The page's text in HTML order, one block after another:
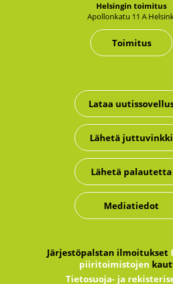
Hel­sin­gin toi­mi­tus
Apol­lon­ka­tu 11 A
Toimitus
Lataa
Lähetä juttuvinkki
Lähetä palautetta
Mediatiedot
Järjestöpalstan ilmoitukset
piiritoimistojen
Tietosuoja- ja